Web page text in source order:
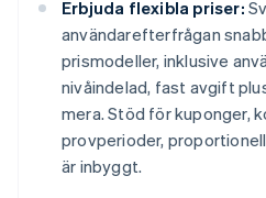
Erbjuda flexibla priser:
användarefterfrågan
prismodeller, inklusive
nivåindelad, fast avgift
mera. Stöd för kuponger,
provperioder,
är inbyggt.